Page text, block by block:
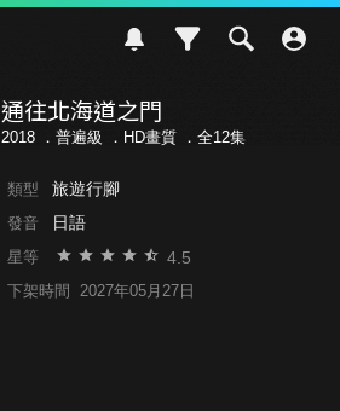
通往北海道之門
2018 ． 普遍級 ．HD畫質 ．全12集
類型 旅遊行腳
發音 日語
星等 4.5
下架時間 2027年05月27日